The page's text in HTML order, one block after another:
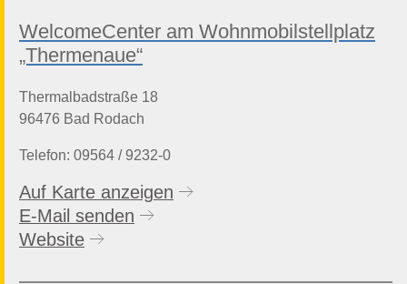
WelcomeCenter am Wohnmobilstellplatz
„Thermenaue“
Thermalbadstraße 18
96476 Bad Rodach
Telefon: 09564 / 9232-0
Auf Karte anzeigen
E-Mail senden
Website